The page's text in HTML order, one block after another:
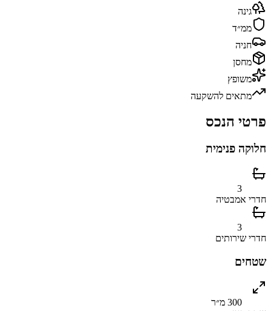
גינה
ממ״ד
חניה
מחסן
משופץ
מתאים להשקעה
פרטי הנכס
חלוקה פנימית
3
חדרי אמבטיה
3
חדרי שירותים
שטחים
300 מ״ר